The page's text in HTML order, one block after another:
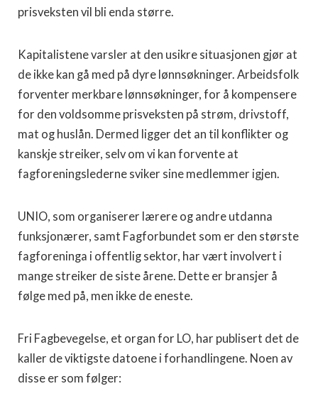
prisveksten vil bli enda større.
Kapitalistene varsler at den usikre situasjonen gjør at
de ikke kan gå med på dyre lønnsøkninger. Arbeidsfolk
forventer merkbare lønnsøkninger, for å kompensere
for den voldsomme prisveksten på strøm, drivstoff,
mat og huslån. Dermed ligger det an til konflikter og
kanskje streiker, selv om vi kan forvente at
fagforeningslederne sviker sine medlemmer igjen.
UNIO, som organiserer lærere og andre utdanna
funksjonærer, samt Fagforbundet som er den største
fagforeninga i offentlig sektor, har vært involvert i
mange streiker de siste årene. Dette er bransjer å
følge med på, men ikke de eneste.
Fri Fagbevegelse, et organ for LO, har publisert det de
kaller de viktigste datoene i forhandlingene. Noen av
disse er som følger: